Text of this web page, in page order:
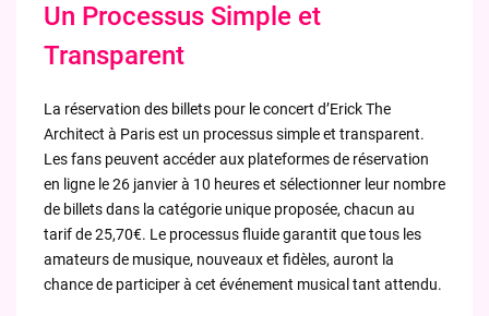
Un Processus Simple et
Transparent
La réservation des billets pour le concert d’Erick The
Architect à Paris est un processus simple et transparent.
Les fans peuvent accéder aux plateformes de réservation
en ligne le 26 janvier à 10 heures et sélectionner leur nombre
de billets dans la catégorie unique proposée, chacun au
tarif de 25,70€. Le processus fluide garantit que tous les
amateurs de musique, nouveaux et fidèles, auront la
chance de participer à cet événement musical tant attendu.